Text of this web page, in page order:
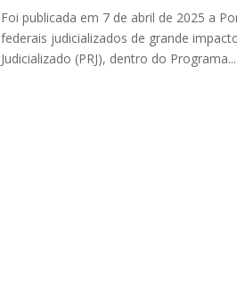
Foi publicada em 7 de abril de 2025 a
federais judicializados de grande
Judicializado (PRJ), dentro do Programa...